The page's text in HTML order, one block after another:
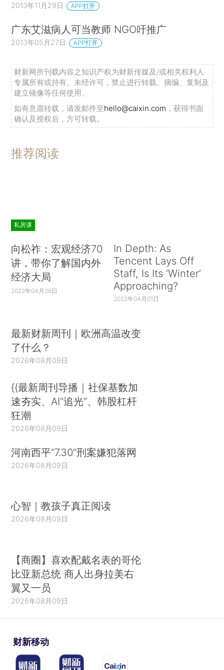
2013年11月29日 APP打开
广东艾滋病人可当教师 NGO吁推广
2013年05月27日 APP打开
财新网所刊载内容之知识产权为财新传媒及/或相关权利人
专属所有或持有。未经许可，禁止进行转载、摘编、复制及
建立镜像等任何使用。
如有意愿转载，请发邮件至hello@caixin.com ，获得书面
确认及授权后，方可转载。
推荐阅读
私房课
向松祚：宏观经济70
讲，带你了解国内外
经济大局
2022年04月06日
In Depth: As
Tencent Lays Off
Staff, Is Its ‘Winter’
Approaching?
2022年04月01日
最新财新周刊｜欧洲高温改变
了什么？
2026年08月09日
{{最新周刊导播｜社保基数加
速夯实、AI“追光”、韩股杠杆
狂潮
2026年08月09日
河南西平“7.30”刑案嫌犯落网
2026年08月09日
心智｜教孩子真正阅读
2026年08月09日
【商圈】喜欢配戴名表的哥伦
比亚新总统 商人出身拉美右
翼又一员
2026年08月09日
财新移动